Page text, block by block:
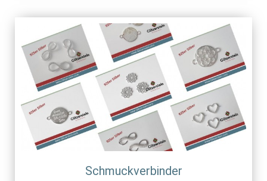
Schmuckverbinder